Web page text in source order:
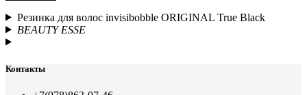
Резинка для волос invisibobble ORIGINAL True Black
BEAUTY ESSE
Контакты